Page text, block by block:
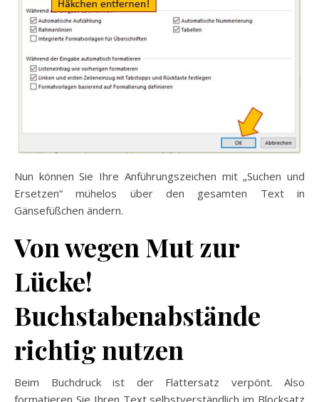
Nun können Sie Ihre Anführungszeichen mit „Suchen und
Ersetzen“ mühelos über den gesamten Text in
Gänsefüßchen ändern.
Von wegen Mut zur
Lücke!
Buchstabenabstände
richtig nutzen
Beim Buchdruck ist der Flattersatz verpönt. Also
formatieren Sie Ihren Text selbstverständlich im Blocksatz